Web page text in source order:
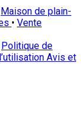
Maison de plain-
• Vente
Politique de
Avis et